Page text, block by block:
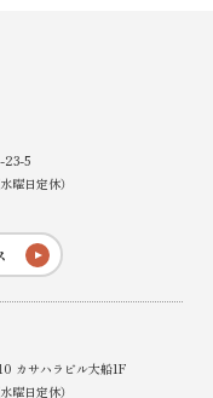
23-5
曜日定休）
カサハラビル大船1F
曜日定休）